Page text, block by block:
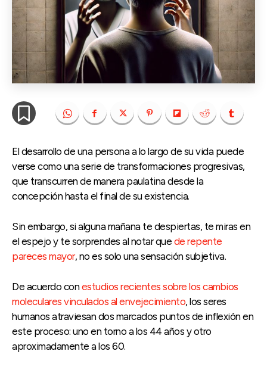
El desarrollo de una persona a lo largo de su vida puede
verse como una serie de transformaciones progresivas,
que transcurren de manera paulatina desde la
concepción hasta el final de su existencia.
Sin embargo, si alguna mañana te despiertas, te miras en
el espejo y te sorprendes al notar que de repente
pareces mayor, no es solo una sensación subjetiva.
De acuerdo conestudios recientes sobre los cambios
moleculares vinculados al envejecimiento, los seres
humanos atraviesan dos marcados puntos de inflexión en
este proceso: uno en torno a los 44 años y otro
aproximadamente a los 60.